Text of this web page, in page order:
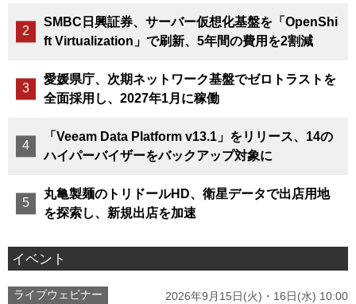
SMBC日興証券、サーバー仮想化基盤を「OpenShi
ft Virtualization」で刷新、5年間の費用を2割減
愛媛県庁、次期ネットワーク基盤でゼロトラストを
全面採用し、2027年1月に稼働
「Veeam Data Platform v13.1」をリリース、14の
ハイパーバイザーをバックアップ対象に
丸亀製麺のトリドールHD、衛星データで出店用地
を探索し、新規出店を加速
イベント
ライブウェビナー 2026年9月15日(火)・16日(水) 10:00